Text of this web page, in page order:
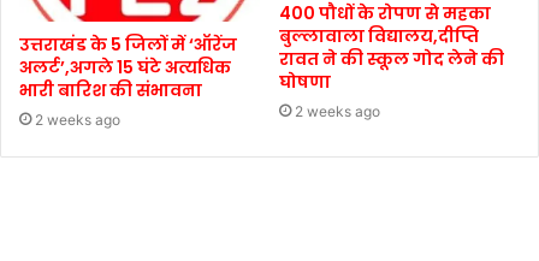
उत्तराखंड के 5 जिलों में ‘ऑरेंज
अलर्ट’,अगले 15 घंटे अत्यधिक
भारी बारिश की संभावना
2 weeks ago
400 पौधों के रोपण से महका
बुल्लावाला विद्यालय,दीप्ति
रावत ने की स्कूल गोद लेने की
घोषणा
2 weeks ago